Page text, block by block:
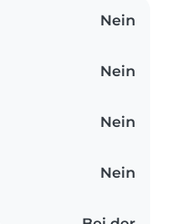
Nein
Nein
Nein
Nein